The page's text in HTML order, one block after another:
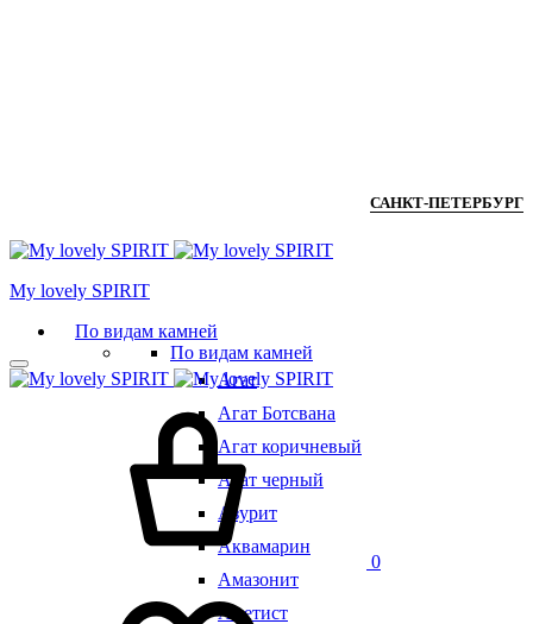
САНКТ-ПЕТЕРБУРГ
Мy lovely SPIRIT
По видам камней
По видам камней
Агат
Агат Ботсвана
Агат коричневый
Агат черный
Азурит
Аквамарин
Амазонит
Аметист
0